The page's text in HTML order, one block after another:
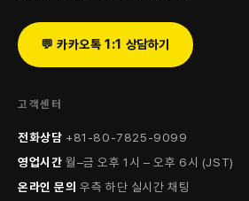
💬 카카오톡 1:1 상담하기
고객센터
전화상담 +81-80-7825-9099
영업시간 월–금 오후 1시 – 오후 6시 (JST)
온라인 문의 우측 하단 실시간 채팅